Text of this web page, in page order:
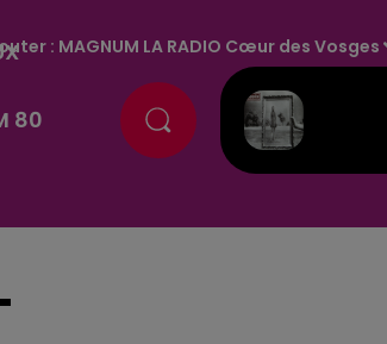
80
: MAGNUM LA RADIO Cœur des Vosges